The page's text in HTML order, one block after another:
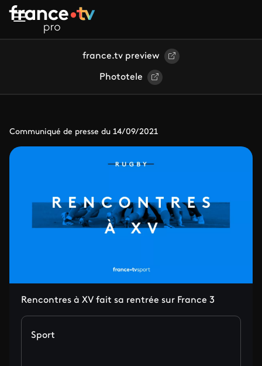
Aller au contenu principal
france.tv preview
Phototele
Communiqué de presse du 14/09/2021
Rencontres à XV fait sa rentrée sur France 3
Sport